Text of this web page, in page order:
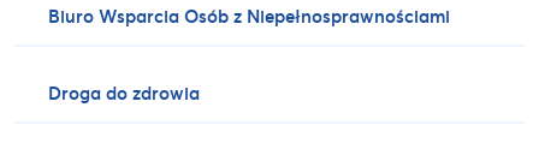
Biuro Wsparcia Osób z Niepełnosprawnościami
Droga do zdrowia